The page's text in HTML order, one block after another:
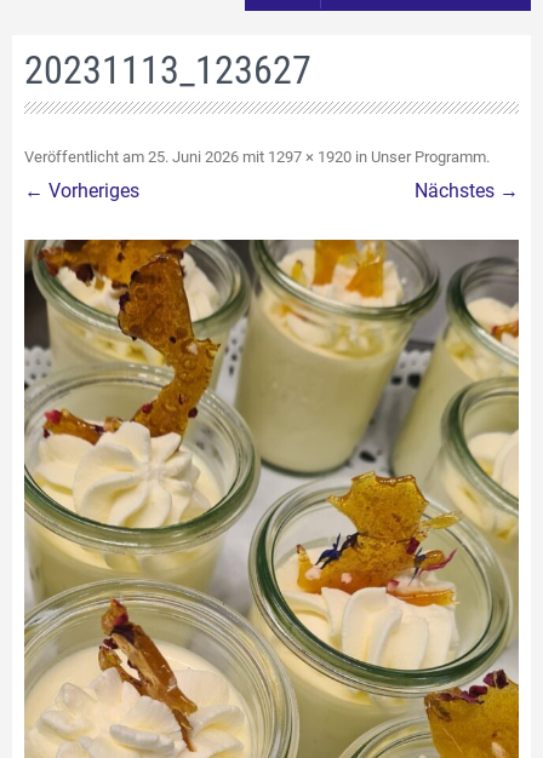
20231113_123627
Veröffentlicht am 25. Juni 2026 mit 1297 × 1920 in Unser Programm.
← Vorheriges Nächstes →